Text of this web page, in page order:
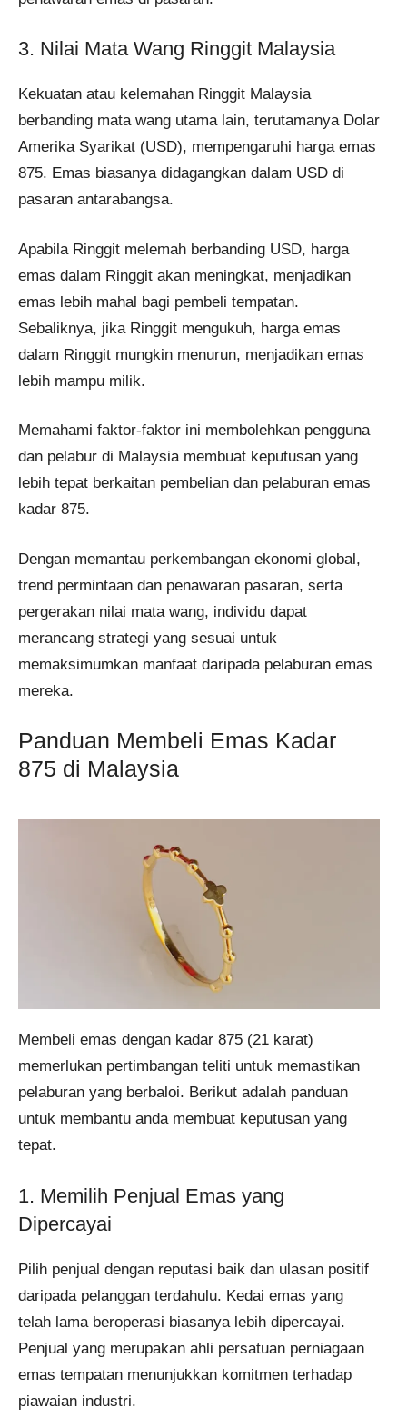
3. Nilai Mata Wang Ringgit Malaysia
Kekuatan atau kelemahan Ringgit Malaysia
berbanding mata wang utama lain, terutamanya Dolar
Amerika Syarikat (USD), mempengaruhi harga emas
875. Emas biasanya didagangkan dalam USD di
pasaran antarabangsa.
Apabila Ringgit melemah berbanding USD, harga
emas dalam Ringgit akan meningkat, menjadikan
emas lebih mahal bagi pembeli tempatan.
Sebaliknya, jika Ringgit mengukuh, harga emas
dalam Ringgit mungkin menurun, menjadikan emas
lebih mampu milik.
Memahami faktor-faktor ini membolehkan pengguna
dan pelabur di Malaysia membuat keputusan yang
lebih tepat berkaitan pembelian dan pelaburan emas
kadar 875.
Dengan memantau perkembangan ekonomi global,
trend permintaan dan penawaran pasaran, serta
pergerakan nilai mata wang, individu dapat
merancang strategi yang sesuai untuk
memaksimumkan manfaat daripada pelaburan emas
mereka.
Panduan Membeli Emas Kadar
875 di Malaysia
Membeli emas dengan kadar 875 (21 karat)
memerlukan pertimbangan teliti untuk memastikan
pelaburan yang berbaloi. Berikut adalah panduan
untuk membantu anda membuat keputusan yang
tepat.
1. Memilih Penjual Emas yang
Dipercayai
Pilih penjual dengan reputasi baik dan ulasan positif
daripada pelanggan terdahulu. Kedai emas yang
telah lama beroperasi biasanya lebih dipercayai.
Penjual yang merupakan ahli persatuan perniagaan
emas tempatan menunjukkan komitmen terhadap
piawaian industri.